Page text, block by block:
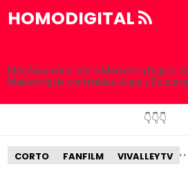
HOMODIGITAL
Blog Magazine sobre Marketing Digital,
Marketing de contenidos, Apps y
👇👇👇
CORTO ,
FANFILM ,
VIVALLEYTV